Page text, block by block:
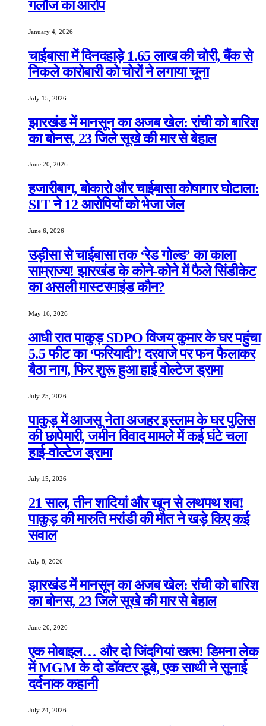
गलौज का आरोप
January 4, 2026
चाईबासा में दिनदहाड़े 1.65 लाख की चोरी, बैंक से
निकले कारोबारी को चोरों ने लगाया चूना
July 15, 2026
झारखंड में मानसून का अजब खेल: रांची को बारिश
का बोनस, 23 जिले सूखे की मार से बेहाल
June 20, 2026
हजारीबाग, बोकारो और चाईबासा कोषागार घोटाला:
SIT ने 12 आरोपियों को भेजा जेल
June 6, 2026
उड़ीसा से चाईबासा तक ‘रेड गोल्ड’ का काला
साम्राज्य! झारखंड के कोने-कोने में फैले सिंडीकेट
का असली मास्टरमाइंड कौन?
May 16, 2026
आधी रात पाकुड़ SDPO विजय कुमार के घर पहुंचा
5.5 फीट का ‘फरियादी’! दरवाजे पर फन फैलाकर
बैठा नाग, फिर शुरू हुआ हाई वोल्टेज ड्रामा
July 25, 2026
पाकुड़ में आजसू नेता अजहर इस्लाम के घर पुलिस
की छापेमारी, जमीन विवाद मामले में कई घंटे चला
हाई-वोल्टेज ड्रामा
July 15, 2026
21 साल, तीन शादियां और खून से लथपथ शव!
पाकुड़ की मारुति मरांडी की मौत ने खड़े किए कई
सवाल
July 8, 2026
झारखंड में मानसून का अजब खेल: रांची को बारिश
का बोनस, 23 जिले सूखे की मार से बेहाल
June 20, 2026
एक मोबाइल… और दो जिंदगियां खत्म! डिमना लेक
में MGM के दो डॉक्टर डूबे, एक साथी ने सुनाई
दर्दनाक कहानी
July 24, 2026